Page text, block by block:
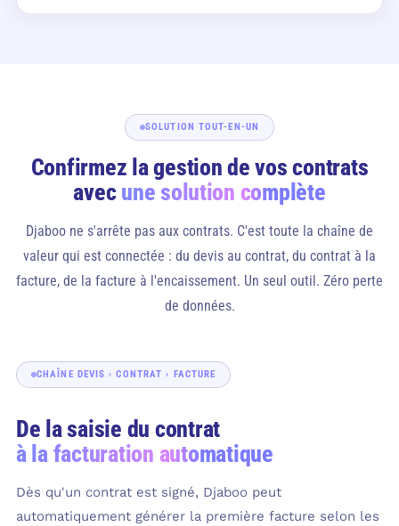
SOLUTION TOUT-EN-UN
Confirmez la gestion de vos contrats
avec une solution complète
Djaboo ne s'arrête pas aux contrats. C'est toute la chaîne de
valeur qui est connectée : du devis au contrat, du contrat à la
facture, de la facture à l'encaissement. Un seul outil. Zéro perte
de données.
CHAÎNE DEVIS › CONTRAT › FACTURE
De la saisie du contrat
à la facturation automatique
Dès qu'un contrat est signé, Djaboo peut
automatiquement générer la première facture selon les